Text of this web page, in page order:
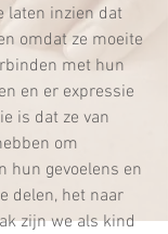
laten inzien dat
omdat ze moeite
met hun
en er expressie
is dat ze van
om
hun gevoelens en
delen, het naar
zijn we als kind